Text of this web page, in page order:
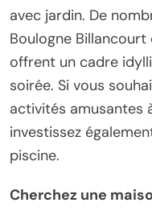
avec jardin. De
Boulogne
offrent un cadre
soirée. Si vous
activités amusantes
investissez
piscine.
Cherchez une